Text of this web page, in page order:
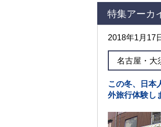
特集アーカ
2018年1月17
名古屋・大
この冬、日本
外旅行体験し